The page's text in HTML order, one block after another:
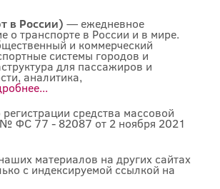
в России) — ежедневное
о транспорте в России и в мире.
и коммерческий
системы городов и
для пассажиров и
аналитика,
средства массовой
ФС 77 - 82087 от 2 ноября 2021
материалов на других сайтах
с индексируемой ссылкой на